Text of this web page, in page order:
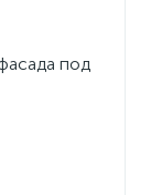
под